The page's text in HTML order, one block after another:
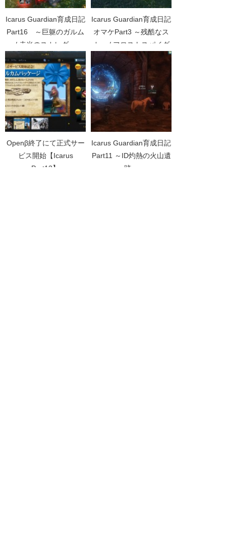
Icarus Guardian育成日記
Part16 ～巨躯のガルム
/ 赤光のスカレダ～
Icarus Guardian育成日記
オマケPart3 ～残酷なス
カー / フロストスパイダ
ー～
Openβ終了にて正式サー
ビス開始【Icarus
Part13】
Icarus Guardian育成日記
Part11 ～ID灼熱の火山遺
跡～